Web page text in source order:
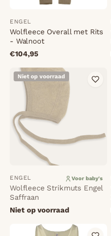
ENGEL
Wolfleece Overall met Rits
- Walnoot
€104,95
Niet op voorraad
ENGEL Voor baby's
Wolfleece Strikmuts Engel
Saffraan
Niet op voorraad